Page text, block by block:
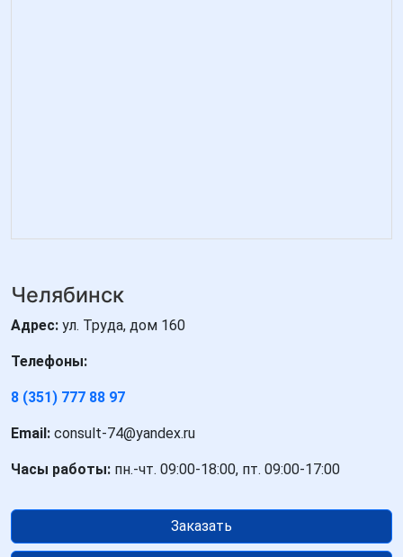
Челябинск
Адрес: ул. Труда, дом 160
Телефоны:
8 (351) 777 88 97
Email: consult-74@yandex.ru
Часы работы: пн.-чт. 09:00-18:00, пт. 09:00-17:00
Заказать